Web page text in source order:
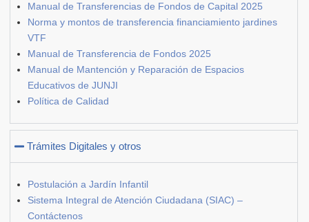
Manual de Transferencias de Fondos de Capital 2025
Norma y montos de transferencia financiamiento jardines
VTF
Manual de Transferencia de Fondos 2025
Manual de Mantención y Reparación de Espacios
Educativos de JUNJI
Política de Calidad
Trámites Digitales y otros
Postulación a Jardín Infantil
Sistema Integral de Atención Ciudadana (SIAC) –
Contáctenos